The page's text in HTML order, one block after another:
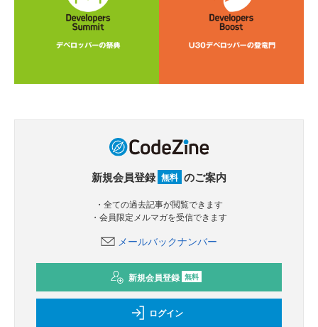
新規会員登録 無料 のご案内
・全ての過去記事が閲覧できます
・会員限定メルマガを受信できます
メールバックナンバー
新規会員登録 無料
ログイン